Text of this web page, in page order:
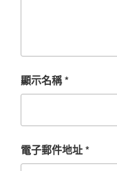
顯示名稱*
電子郵件地址*